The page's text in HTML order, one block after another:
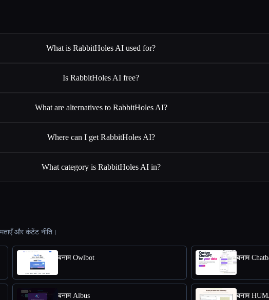
What is RabbitHoles AI used for?
Is RabbitHoles AI free?
What are alternatives to RabbitHoles AI?
Where can I get RabbitHoles AI?
What category is RabbitHoles AI in?
और कंटेंट नीति।
बनाम Owlbot बनाम
बनाम Albus बनाम